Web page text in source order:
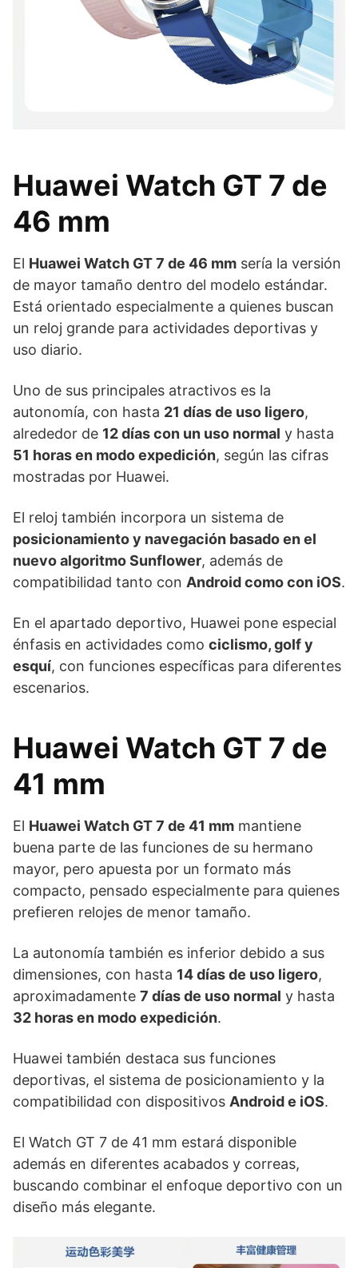
Huawei Watch GT 7 de
46 mm
El Huawei Watch GT 7 de 46 mm sería la versión
de mayor tamaño dentro del modelo estándar.
Está orientado especialmente a quienes buscan
un reloj grande para actividades deportivas y
uso diario.
Uno de sus principales atractivos es la
autonomía, con hasta 21 días de uso ligero,
alrededor de 12 días con un uso normal y hasta
51 horas en modo expedición, según las cifras
mostradas por Huawei.
El reloj también incorpora un sistema de
posicionamiento y navegación basado en el
nuevo algoritmo Sunflower, además de
compatibilidad tanto con Android como con iOS.
En el apartado deportivo, Huawei pone especial
énfasis en actividades como ciclismo, golf y
esquí, con funciones específicas para diferentes
escenarios.
Huawei Watch GT 7 de
41 mm
El Huawei Watch GT 7 de 41 mm mantiene
buena parte de las funciones de su hermano
mayor, pero apuesta por un formato más
compacto, pensado especialmente para quienes
prefieren relojes de menor tamaño.
La autonomía también es inferior debido a sus
dimensiones, con hasta 14 días de uso ligero,
aproximadamente 7 días de uso normal y hasta
32 horas en modo expedición.
Huawei también destaca sus funciones
deportivas, el sistema de posicionamiento y la
compatibilidad con dispositivos Android e iOS.
El Watch GT 7 de 41 mm estará disponible
además en diferentes acabados y correas,
buscando combinar el enfoque deportivo con un
diseño más elegante.